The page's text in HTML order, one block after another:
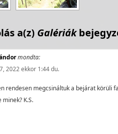
a(z) Galériák
mondta:
2022 ekkor 1:44 du.
rendesen megcsináltuk a bejárat körüli
K.S.